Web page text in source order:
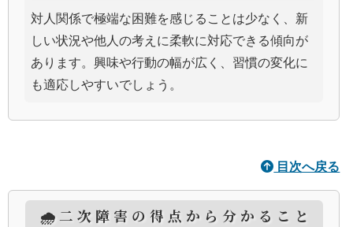
対人関係で極端な困難を感じることは少なく、新
しい状況や他人の考えに柔軟に対応できる傾向が
あります。興味や行動の幅が広く、習慣の変化に
も適応しやすいでしょう。
目次へ戻る
🌧️二次障害の得点から分かること